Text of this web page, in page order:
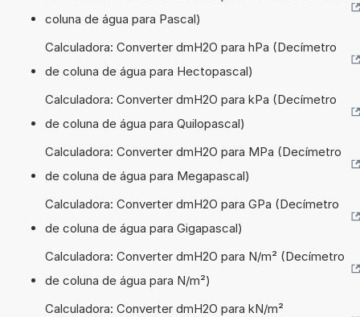
coluna de água para Pascal)
Calculadora: Converter dmH2O para hPa (Decímetro
de coluna de água para Hectopascal)
Calculadora: Converter dmH2O para kPa (Decímetro
de coluna de água para Quilopascal)
Calculadora: Converter dmH2O para MPa (Decímetro
de coluna de água para Megapascal)
Calculadora: Converter dmH2O para GPa (Decímetro
de coluna de água para Gigapascal)
Calculadora: Converter dmH2O para N/m² (Decímetro
de coluna de água para N/m²)
Calculadora: Converter dmH2O para kN/m²